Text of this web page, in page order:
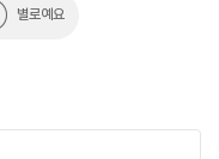
별로예요